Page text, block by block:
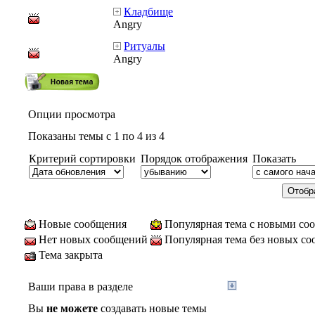
Кладбище
Angry
Ритуалы
Angry
Опции просмотра
Показаны темы с 1 по 4 из 4
Критерий сортировки Порядок отображения Показать
Новые сообщения
Популярная тема с новыми
Нет новых сообщений
Популярная тема без новых
Тема закрыта
Ваши права в разделе
Вы не можете создавать новые темы